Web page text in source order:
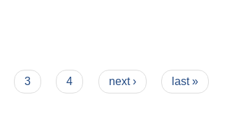
3 4 next › last »